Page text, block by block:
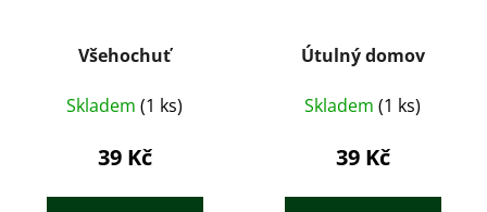
Všehochuť
Skladem (1 ks)
39 Kč
Útulný domov
Skladem (1 ks)
39 Kč